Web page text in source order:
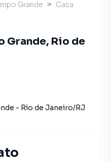
Grande
Casa
Grande, Rio de
- Rio de Janeiro/RJ